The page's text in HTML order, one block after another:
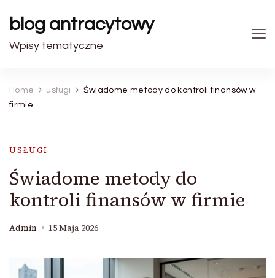
blog antracytowy
Wpisy tematyczne
Home usługi
Świadome metody do kontroli finansów w
firmie
USŁUGI
Świadome metody do
kontroli finansów w firmie
Admin 15 Maja 2026